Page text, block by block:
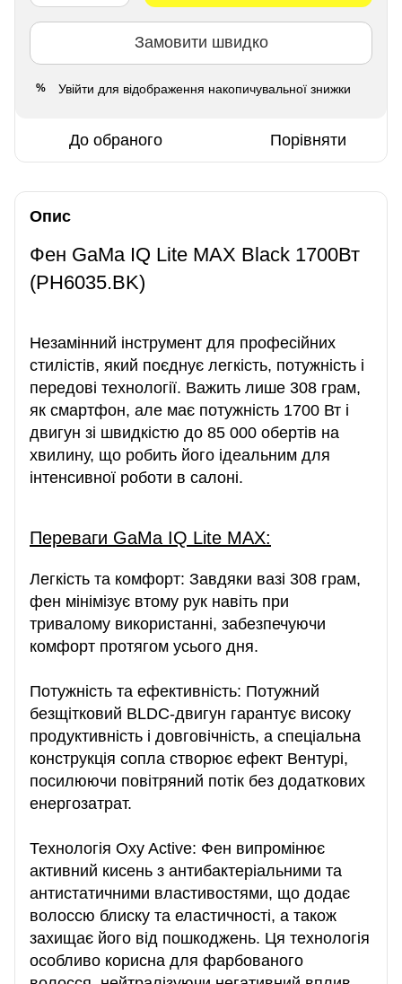
Замовити швидко
% Увійти для відображення накопичувальної знижки
До обраного Порівняти
Опис
Фен GaMa IQ Lite MAX Black 1700Вт
(PH6035.BK)
Незамінний інструмент для професійних
стилістів, який поєднує легкість, потужність і
передові технології. Важить лише 308 грам,
як смартфон, але має потужність 1700 Вт і
двигун зі швидкістю до 85 000 обертів на
хвилину, що робить його ідеальним для
інтенсивної роботи в салоні.
Переваги GaMa IQ Lite MAX:
Легкість та комфорт: Завдяки вазі 308 грам,
фен мінімізує втому рук навіть при
тривалому використанні, забезпечуючи
комфорт протягом усього дня.
Потужність та ефективність: Потужний
безщітковий BLDC-двигун гарантує високу
продуктивність і довговічність, а спеціальна
конструкція сопла створює ефект Вентурі,
посилюючи повітряний потік без додаткових
енергозатрат.
Технологія Oxy Active: Фен випромінює
активний кисень з антибактеріальними та
антистатичними властивостями, що додає
волоссю блиску та еластичності, а також
захищає його від пошкоджень. Ця технологія
особливо корисна для фарбованого